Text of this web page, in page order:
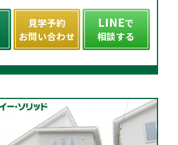
見学予約
お問い合わせ
LINEで
相談する